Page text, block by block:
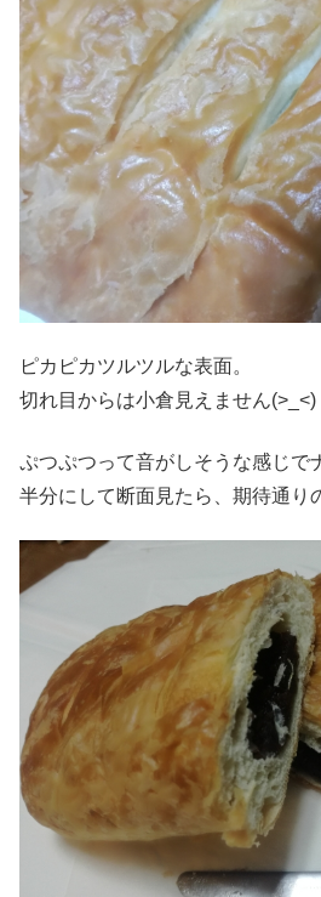
ピカピカツルツルな表面。
切れ目からは小倉見えません(>_<)
ぷつぷつって音がしそうな感じで
半分にして断面見たら、期待通り